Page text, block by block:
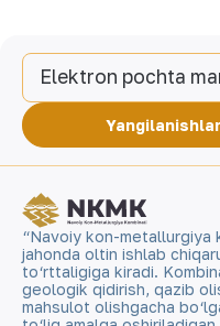
Elektron pochta
“Navoiy kon-metallurgiya
jahonda oltin ishlab
to‘rttaligiga kiradi.
geologik qidirish, qazib
mahsulot olishgacha